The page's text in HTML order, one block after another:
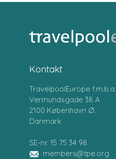
Kontakt
TravelpoolEurope f.m.b.a.
Vermundsgade 38 A
2100 København Ø.
Danmark
SE-nr. 15 75 34 98
members@tpe.org